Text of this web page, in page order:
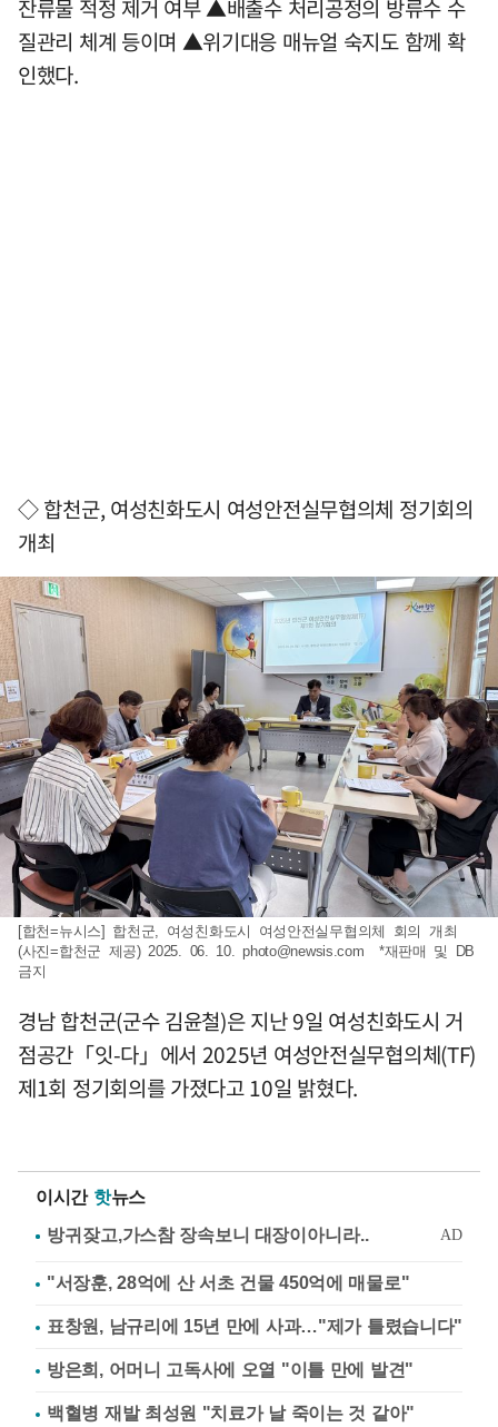
잔류물 적정 제거 여부 ▲배출수 처리공정의 방류수 수
질관리 체계 등이며 ▲위기대응 매뉴얼 숙지도 함께 확
인했다.
◇ 합천군, 여성친화도시 여성안전실무협의체 정기회의
개최
[합천=뉴시스] 합천군, 여성친화도시 여성안전실무협의체 회의 개최
(사진=합천군 제공) 2025. 06. 10.photo@newsis.com *재판매 및 DB
금지
경남 합천군(군수 김윤철)은 지난 9일 여성친화도시 거
점공간「잇-다」에서 2025년 여성안전실무협의체(TF)
제1회 정기회의를 가졌다고 10일 밝혔다.
이시간 핫뉴스
"서장훈, 28억에 산 서초 건물 450억에 매물로"
표창원, 남규리에 15년 만에 사과…"제가 틀렸습니다"
방은희, 어머니 고독사에 오열 "이틀 만에 발견"
백혈병 재발 최성원 "치료가 날 죽이는 것 같아"